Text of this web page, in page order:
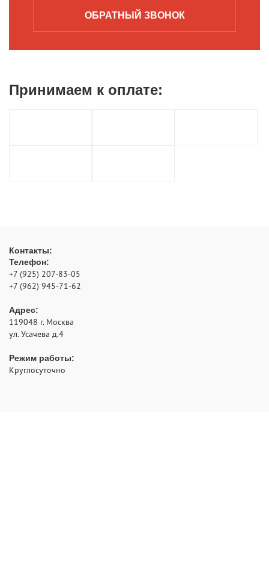
ОБРАТНЫЙ ЗВОНОК
Принимаем к оплате:
Контакты:
Телефон:
+7 (925) 207-83-05
+7 (962) 945-71-62
Адрес:
119048 г. Москва
ул. Усачева д.4
Режим работы:
Круглосуточно